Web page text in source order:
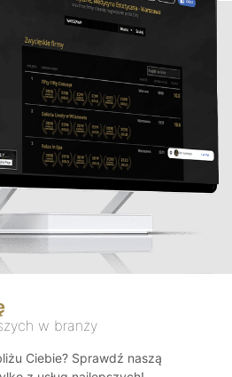
w branży
Ciebie? Sprawdź naszą